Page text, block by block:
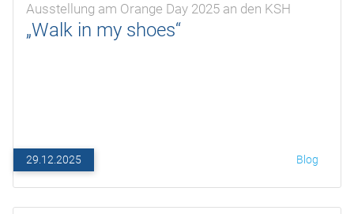
Ausstellung am Orange Day 2025 an den KSH
„Walk in my shoes“
29.12.2025 Blog